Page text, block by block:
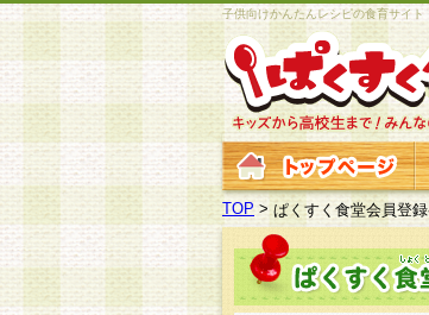
子供向けかんたんレシピの食育サイト
TOP >ぱくすく食堂会員登